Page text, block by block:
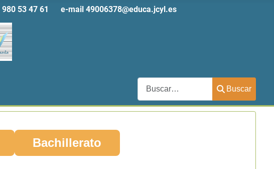
980 53 47 61 e-mail 49006378@educa.jcyl.es
Buscar
Buscar
Bachillerato